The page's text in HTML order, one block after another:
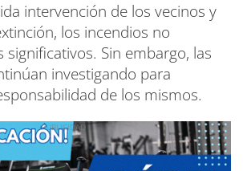
intervención de los vecinos y
los incendios no
significativos. Sin embargo, las
investigando para
de los mismos.